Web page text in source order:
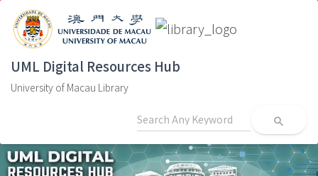
UML Digital Resources Hub
University of Macau Library
search